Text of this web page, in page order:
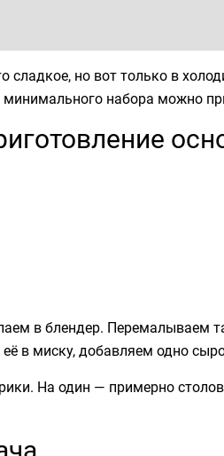
сладкое, но вот только в
минимального набора можно
в блендер.
в миску, добавляем одно
На один — примерно